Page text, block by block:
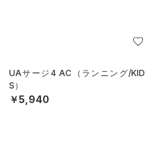
UAサージ4 AC（ランニング/KID
S）
￥5,940